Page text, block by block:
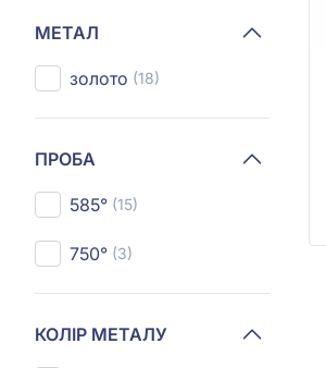
МЕТАЛ
золото (18)
ПРОБА
585° (15)
750° (3)
КОЛІР МЕТАЛУ